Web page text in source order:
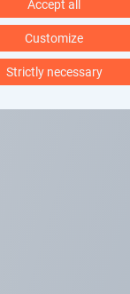
Accept all
Customize
Strictly necessary